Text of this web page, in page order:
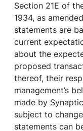
Section 21E of
1934, as
statements are
current
about the
proposed
thereof, their
management’s
made by
subject to
statements can